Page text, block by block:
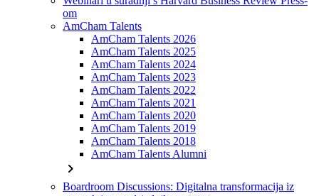
om
AmCham Talents
AmCham Talents 2026
AmCham Talents 2025
AmCham Talents 2024
AmCham Talents 2023
AmCham Talents 2022
AmCham Talents 2021
AmCham Talents 2020
AmCham Talents 2019
AmCham Talents 2018
AmCham Talents Alumni
chevron_right
Boardroom Discussions: Digitalna transformacija iz